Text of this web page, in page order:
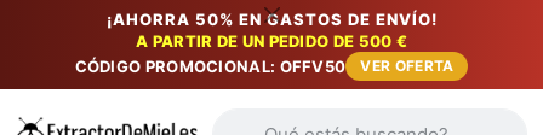
¡AHORRA 50% EN GASTOS DE ENVÍO!
A PARTIR DE UN PEDIDO DE 500 €
CÓDIGO PROMOCIONAL: OFFV50
VER OFERTA